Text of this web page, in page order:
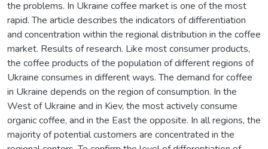
the problems. In Ukraine coffee market is one of the most
rapid. The article describes the indicators of differentiation
and concentration within the regional distribution in the coffee
market. Results of research. Like most consumer products,
the coffee products of the population of different regions of
Ukraine consumes in different ways. The demand for coffee
in Ukraine depends on the region of consumption. In the
West of Ukraine and in Kiev, the most actively consume
organic coffee, and in the East the opposite. In all regions, the
majority of potential customers are concentrated in the